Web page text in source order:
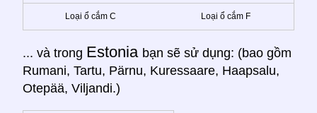
Loại ổ cắm C Loại ổ cắm F
... và trong Estonia bạn sẽ sử dụng: (bao gồm
Rumani, Tartu, Pärnu, Kuressaare, Haapsalu,
Otepää, Viljandi.)